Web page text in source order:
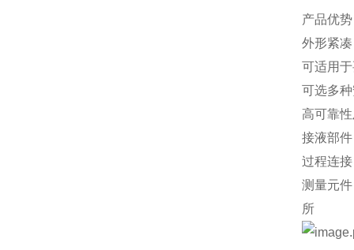
产品优势
外形紧
可适用
可选多
高可靠
接液部件
过程连
测量元
所